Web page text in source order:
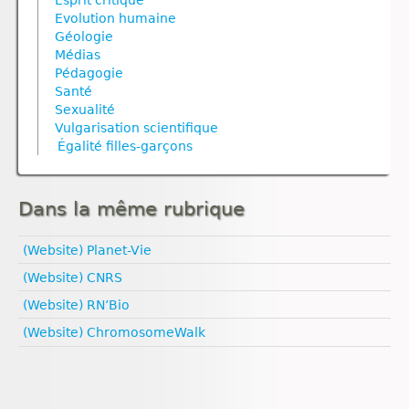
Reproduction animale
Reproduction végétale
Ressources naturelles et pollution
Nutrition animale
Nutrition végétale
Reproduction
Reproduction animale
Reproduction végétale
Univers et planètes
Nutrition animale
Nutrition végétale
Ressources naturelles et pollution
Nutrition
Nutrition animale
Reproduction
Reproduction animale
Génétique
Géodynamique externe
Géodynamique interne
Ressources naturelles et pollution
Evolution humaine
Géologie
Médias
Pédagogie
Santé
Sexualité
Vulgarisation scientifique
Égalité filles‑garçons
Dans la même rubrique
(Website) Planet-Vie
(Website) CNRS
(Website) RN’Bio
(Website) ChromosomeWalk